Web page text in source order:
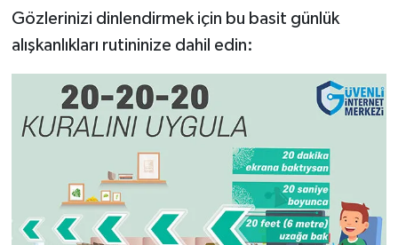
Gözlerinizi dinlendirmek için bu basit günlük
alışkanlıkları rutininize dahil edin: